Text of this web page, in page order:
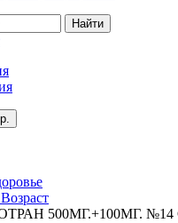
Найти
500МГ.+100МГ.